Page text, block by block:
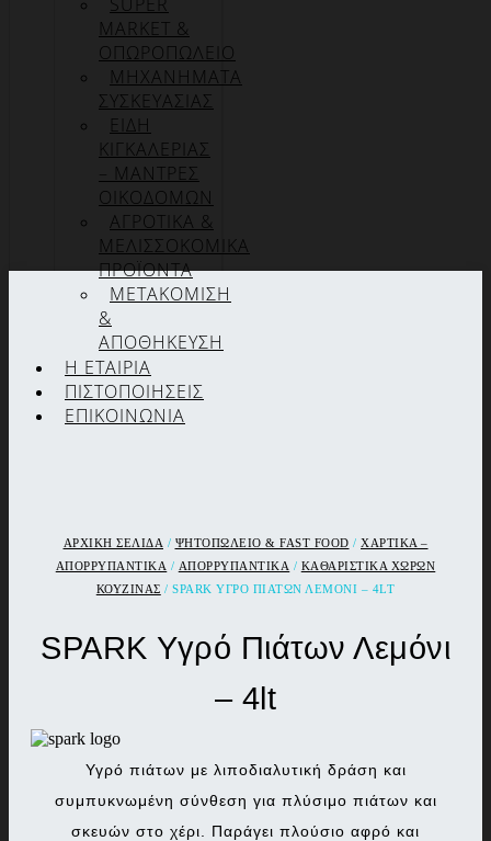
MARKET &
ΟΠΩΡΟΠΩΛΕΙΟ
ΜΗΧΑΝΗΜΑΤΑ
ΣΥΣΚΕΥΑΣΙΑΣ
ΕΙΔΗ
ΚΙΓΚΑΛΕΡΙΑΣ
– ΜΑΝΤΡΕΣ
ΟΙΚΟΔΟΜΩΝ
ΑΓΡΟΤΙΚΑ &
ΜΕΛΙΣΣΟΚΟΜΙΚΑ
ΠΡΟΪΟΝΤΑ
ΜΕΤΑΚΟΜΙΣΗ
&
ΑΠΟΘΗΚΕΥΣΗ
Η ΕΤΑΙΡΊΑ
ΠΙΣΤΟΠΟΙΉΣΕΙΣ
ΕΠΙΚΟΙΝΩΝΊΑ
ΑΡΧΙΚΉ ΣΕΛΊΔΑ / ΨΗΤΟΠΩΛΕΙΟ & FAST FOOD / ΧΑΡΤΙΚΑ –
ΑΠΟΡΡΥΠΑΝΤΙΚΑ / ΑΠΟΡΡΥΠΑΝΤΙΚΑ / ΚΑΘΑΡΙΣΤΙΚΑ ΧΩΡΩΝ
ΚΟΥΖΙΝΑΣ / SPARK ΥΓΡΌ ΠΙΆΤΩΝ ΛΕΜΌΝΙ – 4LT
SPARK Υγρό Πιάτων Λεμόνι
– 4lt
Υγρό πιάτων με λιποδιαλυτική δράση και
συμπυκνωμένη σύνθεση για πλύσιμο πιάτων και
σκευών στο χέρι. Παράγει πλούσιο αφρό και